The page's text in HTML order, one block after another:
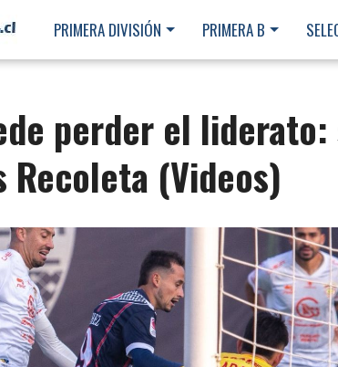
PRIMERA DIVISIÓN PRIMERA B
perder el
Recoleta (Videos)